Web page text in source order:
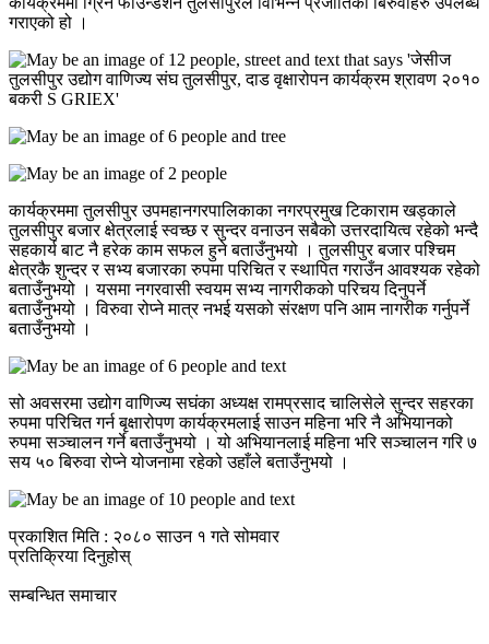
गराएको हो ।
कार्यक्रममा तुलसीपुर उपमहानगरपालिकाका नगरप्रमुख टिकाराम खड्काले
तुलसीपुर बजार क्षेत्रलाई स्वच्छ र सुन्दर वनाउन सबैको उत्तरदायित्व रहेको भन्दै
सहकार्य बाट नै हरेक काम सफल हुने बताउँनुभयो । तुलसीपुर बजार पश्चिम
क्षेत्रकै शुन्दर र सभ्य बजारका रुपमा परिचित र स्थापित गराउँन आवश्यक रहेको
बताउँनुभयो । यसमा नगरवासी स्वयम सभ्य नागरीकको परिचय दिनुपर्ने
बताउँनुभयो । विरुवा रोप्ने मात्र नभई यसको संरक्षण पनि आम नागरीक गर्नुपर्ने
बताउँनुभयो ।
सो अवसरमा उद्योग वाणिज्य सघंका अध्यक्ष रामप्रसाद चालिसेले सुन्दर सहरका
रुपमा परिचित गर्न बृक्षारोपण कार्यक्रमलाई साउन महिना भरि नै अभियानको
रुपमा सञ्चालन गर्ने बताउँनुभयो । यो अभियानलाई महिना भरि सञ्चालन गरि ७
सय ५० बिरुवा रोप्ने योजनामा रहेको उहाँले बताउँनुभयो ।
प्रकाशित मिति : २०८० साउन १ गते सोमवार
प्रतिक्रिया दिनुहोस्
सम्बन्धित समाचार